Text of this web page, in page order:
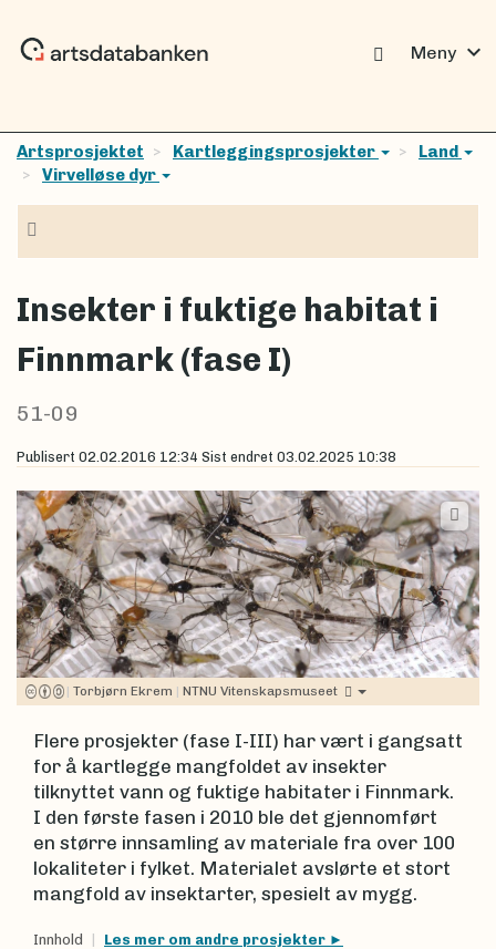
Meny expand_more
Artsprosjektet Kartleggingsprosjekter
Land
Virvelløse dyr
Insekter i fuktige habitat i
Finnmark (fase I)
51-09
Publisert 02.02.2016 12:34 Sist endret 03.02.2025 10:38
| Torbjørn Ekrem | NTNU Vitenskapsmuseet
Flere prosjekter (fase I-III) har vært i gangsatt
for å kartlegge mangfoldet av insekter
tilknyttet vann og fuktige habitater i Finnmark.
I den første fasen i 2010 ble det gjennomført
en større innsamling av materiale fra over 100
lokaliteter i fylket. Materialet avslørte et stort
mangfold av insektarter, spesielt av mygg.
Innhold
Les mer om andre prosjekter